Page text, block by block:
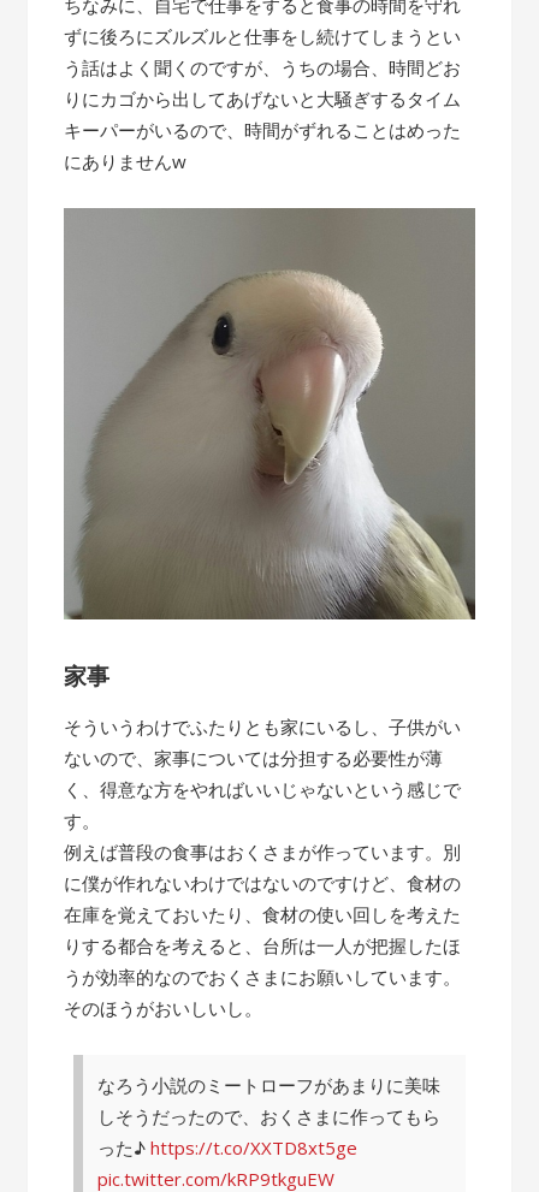
ちなみに、自宅で仕事をすると食事の時間を守れ
ずに後ろにズルズルと仕事をし続けてしまうとい
う話はよく聞くのですが、うちの場合、時間どお
りにカゴから出してあげないと大騒ぎするタイム
キーパーがいるので、時間がずれることはめった
にありませんw
家事
そういうわけでふたりとも家にいるし、子供がい
ないので、家事については分担する必要性が薄
く、得意な方をやればいいじゃないという感じで
す。
例えば普段の食事はおくさまが作っています。別
に僕が作れないわけではないのですけど、食材の
在庫を覚えておいたり、食材の使い回しを考えた
りする都合を考えると、台所は一人が把握したほ
うが効率的なのでおくさまにお願いしています。
そのほうがおいしいし。
なろう小説のミートローフがあまりに美味
しそうだったので、おくさまに作ってもら
った♪https://t.co/XXTD8xt5ge
pic.twitter.com/kRP9tkguEW